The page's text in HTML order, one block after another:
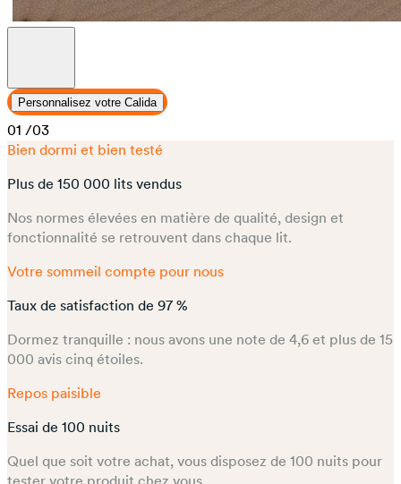
Personnalisez votre Calida
01 /03
Bien dormi et bien testé
Plus de 150 000 lits vendus
Nos normes élevées en matière de qualité, design et
fonctionnalité se retrouvent dans chaque lit.
Votre sommeil compte pour nous
Taux de satisfaction de 97 %
Dormez tranquille : nous avons une note de 4,6 et plus de 15
000 avis cinq étoiles.
Repos paisible
Essai de 100 nuits
Quel que soit votre achat, vous disposez de 100 nuits pour
tester votre produit chez vous.